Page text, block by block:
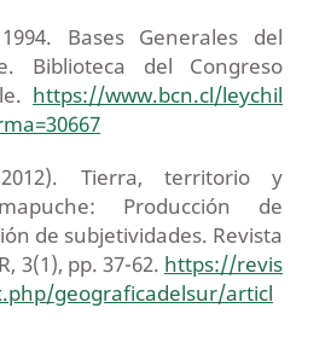
Bases Generales del
Biblioteca del Congreso
https://www.bcn.cl/leychil
Tierra, territorio y
Producción de
de subjetividades. Revista
3(1), pp. 37-62. https://revis
geograficadelsur/articl